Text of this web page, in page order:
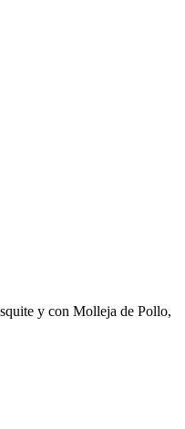
y con Molleja de Pollo,